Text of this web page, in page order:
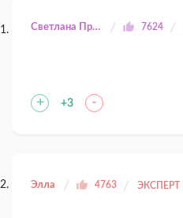
Светлана Прилуцкая 7624
+ +3 -
Элла 4763 ЭКСПЕРТ